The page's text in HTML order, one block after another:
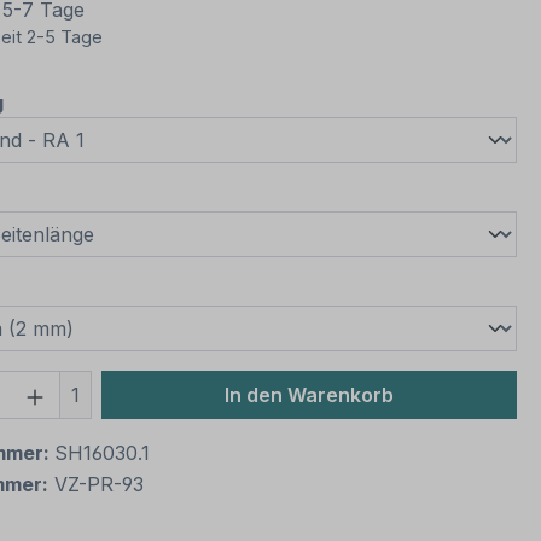
7 Tage
2-5 Tage
auswählen
Anzahl: Gib den gewünschten Wert
1 In den Warenkorb
SH16030.1
VZ-PR-93